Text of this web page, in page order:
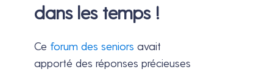
dans les temps !
Ce forum des seniors avait
apporté des réponses précieuses